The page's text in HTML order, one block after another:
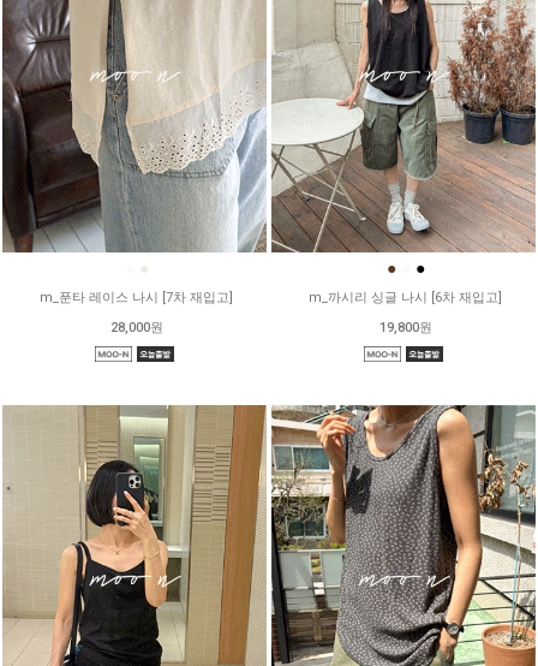
●
m_푼타 레이스 나시 [7차 재입고]
28,000원
● ●
m_까시리 싱글 나시 [6차 재입고]
19,800원